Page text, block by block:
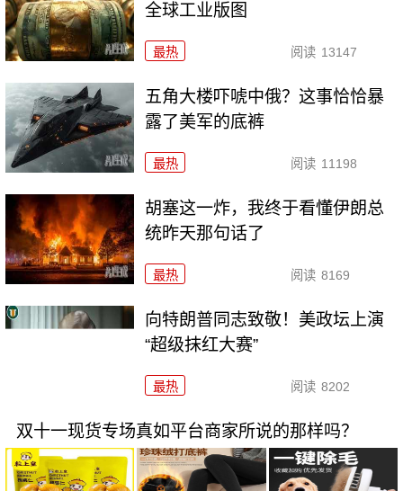
全球工业版图
最热 阅读 13147
五角大楼吓唬中俄？这事恰恰暴
露了美军的底裤
最热 阅读 11198
胡塞这一炸，我终于看懂伊朗总
统昨天那句话了
最热 阅读 8169
向特朗普同志致敬！美政坛上演
“超级抹红大赛”
最热 阅读 8202
双十一现货专场真如平台商家所说的那样吗？